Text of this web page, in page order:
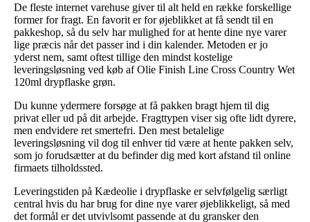
De fleste internet varehuse giver til alt held en række forskellige
former for fragt. En favorit er for øjeblikket at få sendt til en
pakkeshop, så du selv har mulighed for at hente dine nye varer
lige præcis når det passer ind i din kalender. Metoden er jo
yderst nem, samt oftest tillige den mindst kostelige
leveringsløsning ved køb af Olie Finish Line Cross Country Wet
120ml drypflaske grøn.
Du kunne ydermere forsøge at få pakken bragt hjem til dig
privat eller ud på dit arbejde. Fragttypen viser sig ofte lidt dyrere,
men endvidere ret smertefri. Den mest betalelige
leveringsløsning vil dog til enhver tid være at hente pakken selv,
som jo forudsætter at du befinder dig med kort afstand til online
firmaets tilholdssted.
Leveringstiden på Kædeolie i drypflaske er selvfølgelig særligt
central hvis du har brug for dine nye varer øjeblikkeligt, så med
det formål er det utvivlsomt passende at du gransker den